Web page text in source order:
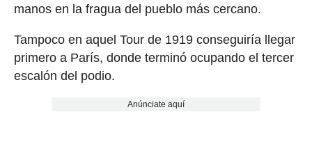
manos en la fragua del pueblo más cercano.
Tampoco en aquel Tour de 1919 conseguiría llegar
primero a París, donde terminó ocupando el tercer
escalón del podio.
Anúnciate aquí